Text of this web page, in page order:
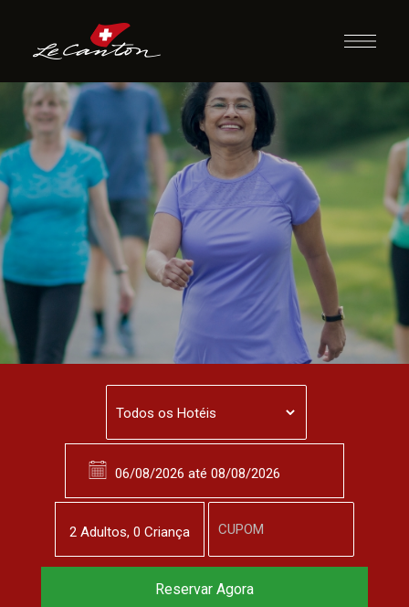
Caminhada
2 Adultos, 0 Criança
Reservar Agora